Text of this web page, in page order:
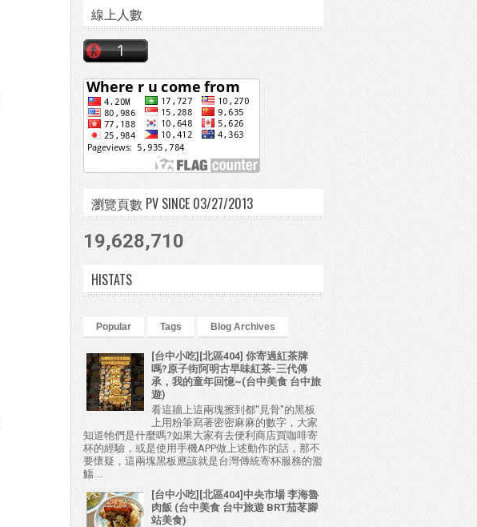
線上人數
瀏覽頁數 PV SINCE 03/27/2013
19,628,710
HISTATS
Popular Tags Blog Archives
[台中小吃][北區404] 你寄過紅茶牌
嗎?原子街阿明古早味紅茶-三代傳
承，我的童年回憶~(台中美食 台中旅
遊)
看這牆上這兩塊擦到都"見骨"的黑板
上用粉筆寫著密密麻麻的數字，大家
知道牠們是什麼嗎?如果大家有去便利商店買咖啡寄
杯的經驗，或是使用手機APP做上述動作的話，那不
要懷疑，這兩塊黑板應該就是台灣傳統寄杯服務的濫
觴....
[台中小吃][北區404]中央市場 李海魯
肉飯 (台中美食 台中旅遊 BRT茄苳腳
站美食)